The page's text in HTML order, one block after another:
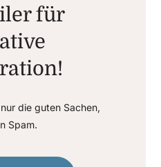
für
die guten Sachen,
Spam.